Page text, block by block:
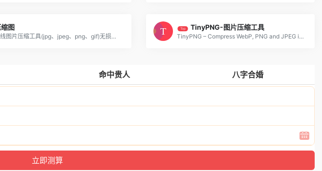
图
在线图片压缩工具(jpg、jpeg、png、gif)无损压缩90%
Top TinyPNG-图片压缩工具
TinyPNG – Compress WebP, PNG and JPEG images intelligently
命中贵人 八字合婚